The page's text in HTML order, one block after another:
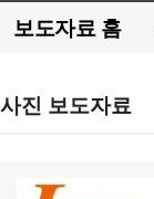
보도자료 홈
사진 보도자료